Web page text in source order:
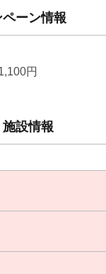
ーン情報
円
施設情報